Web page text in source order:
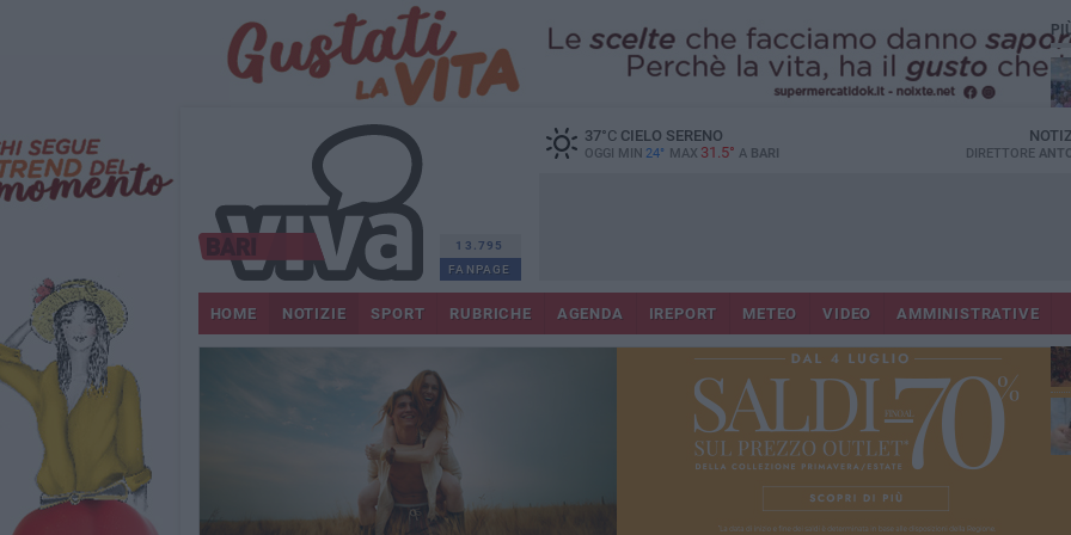
13.795
FANPAGE
37°CCIELO SERENO
OGGI MIN 24° MAX 31.5° A BARI DIRETTORE
HOME NOTIZIE SPORT RUBRICHE AGENDA IREPORT METEO VIDEO AMMINISTRATIVE